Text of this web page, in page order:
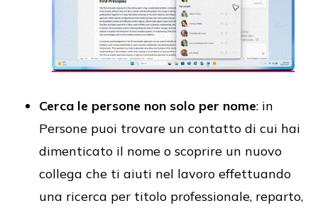
Cerca le persone non solo per nome: in
Persone puoi trovare un contatto di cui hai
dimenticato il nome o scoprire un nuovo
collega che ti aiuti nel lavoro effettuando
una ricerca per titolo professionale, reparto,